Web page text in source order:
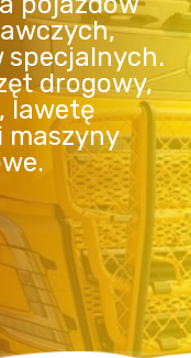
specjalnych.
drogowy,
lawetę
maszyny